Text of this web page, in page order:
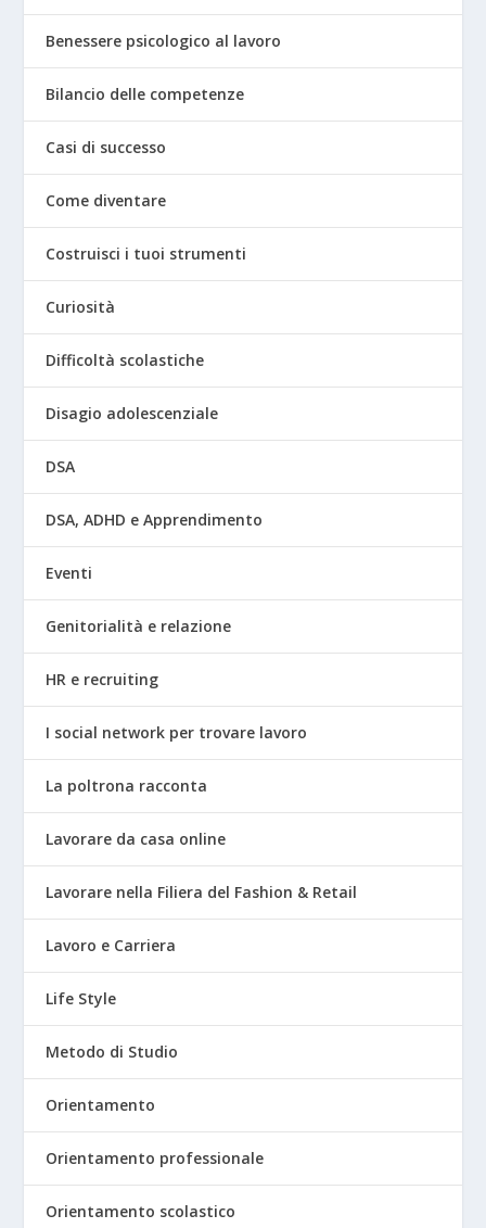
Benessere psicologico al lavoro
Bilancio delle competenze
Casi di successo
Come diventare
Costruisci i tuoi strumenti
Curiosità
Difficoltà scolastiche
Disagio adolescenziale
DSA
DSA, ADHD e Apprendimento
Eventi
Genitorialità e relazione
HR e recruiting
I social network per trovare lavoro
La poltrona racconta
Lavorare da casa online
Lavorare nella Filiera del Fashion & Retail
Lavoro e Carriera
Life Style
Metodo di Studio
Orientamento
Orientamento professionale
Orientamento scolastico